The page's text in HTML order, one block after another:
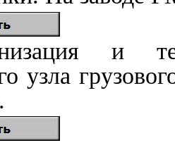
и
узла